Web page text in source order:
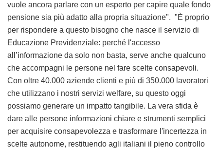
vuole ancora parlare con un esperto per capire quale fondo
pensione sia più adatto alla propria situazione". "È proprio
per rispondere a questo bisogno che nasce il servizio di
Educazione Previdenziale: perché l'accesso
all’informazione da solo non basta, serve anche qualcuno
che accompagni le persone nel fare scelte consapevoli.
Con oltre 40.000 aziende clienti e più di 350.000 lavoratori
che utilizzano i nostri servizi welfare, su questo oggi
possiamo generare un impatto tangibile. La vera sfida è
dare alle persone informazioni chiare e strumenti semplici
per acquisire consapevolezza e trasformare l'incertezza in
scelte autonome, restituendo agli italiani il pieno controllo